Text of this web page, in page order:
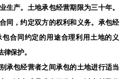
生产。土地承包经营期限为三十年。
同，约定双方的权利和义务。承包经
合同约定的用途合理利用土地的义
保护。
承包经营者之间承包的土地进行适当